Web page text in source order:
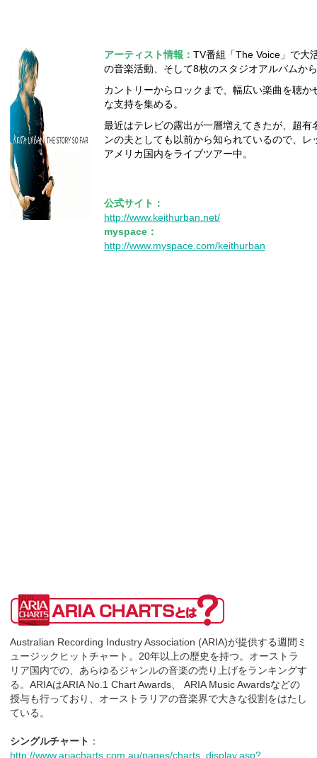
アーティスト情報： TV番組「The Voice」で大
の音楽活動、そして8枚のスタジオアルバムか
カントリーからロックまで、幅広い楽曲を聴
な支持を集める。
最近はテレビの露出が一層増えてきたが、超
ンの夫としても以前から知られているので、
アメリカ国内をライブツアー中。
公式サイト：
http://www.keithurban.net/
myspace：
http://www.myspace.com/keithurban
Australian Recording Industry Association (ARIA)が提供する週間ミ
ュージックヒットチャート。20年以上の歴史を持つ。オーストラ
リア国内での、あらゆるジャンルの音楽の売り上げをランキングす
る。ARIAはARIA No.1 Chart Awards、 ARIA Music Awardsなどの
授与も行っており、オーストラリアの音楽界で大きな役割をはたし
ている。
シングルチャート ：
http://www.ariacharts.com.au/pages/charts_display.asp?